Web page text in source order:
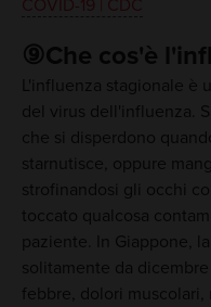
COVID-19 | CDC
⑨Che cos'è
L'influenza stagionale è
del virus dell'influenza.
che si disperdono
starnutisce, oppure
strofinandosi gli occhi
toccato qualcosa
paziente. In Giappone,
solitamente da
febbre, dolori muscolari,